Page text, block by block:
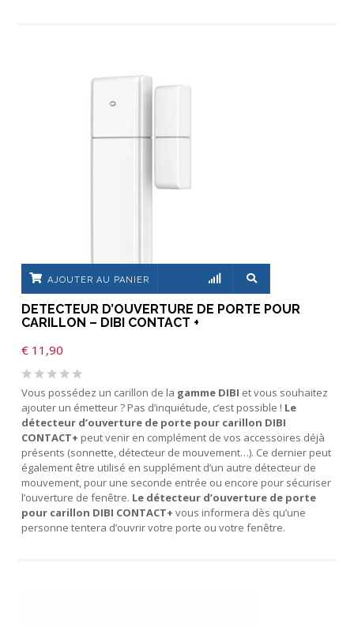
AJOUTER AU PANIER
DETECTEUR D’OUVERTURE DE PORTE POUR
CARILLON – DIBI CONTACT +
€ 11,90
Vous possédez un carillon de la gamme DIBI et vous souhaitez
ajouter un émetteur ? Pas d’inquiétude, c’est possible ! Le
détecteur d’ouverture de porte pour carillon DIBI
CONTACT+ peut venir en complément de vos accessoires déjà
présents (sonnette, détecteur de mouvement…). Ce dernier peut
également être utilisé en supplément d’un autre détecteur de
mouvement, pour une seconde entrée ou encore pour sécuriser
l’ouverture de fenêtre. Le détecteur d’ouverture de porte
pour carillon DIBI CONTACT+ vous informera dès qu’une
personne tentera d’ouvrir votre porte ou votre fenêtre.